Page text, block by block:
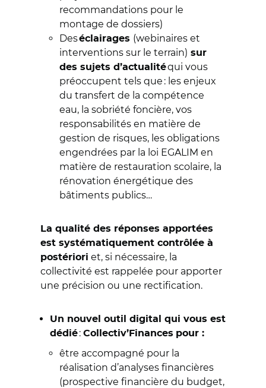
recommandations pour le
montage de dossiers)
Deséclairages (webinaires et
interventions sur le terrain) sur
des sujets d’actualitéqui vous
préoccupent tels que : les enjeux
du transfert de la compétence
eau, la sobriété foncière, vos
responsabilités en matière de
gestion de risques, les obligations
engendrées par la loi EGALIM en
matière de restauration scolaire, la
rénovation énergétique des
bâtiments publics…
La qualité des réponses apportées
est systématiquement contrôlée à
postériori et, si nécessaire, la
collectivité est rappelée pour apporter
une précision ou une rectification.
Un nouvel outil digital qui vous est
dédié: Collectiv’Finances pour :
être accompagné pour la
réalisation d’analyses financières
(prospective financière du budget,